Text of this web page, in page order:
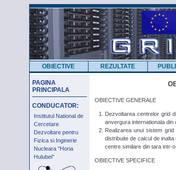
OBIECTIVE REZULTATE
PAGINA
PRINCIPALA
CONDUCATOR:
Institutul National de
Cercetare
Dezvoltare pentru
Fizica si Inginerie
Nucleara "Horia
Hulubei"
OBIECTIVE GENERALE
Dezvoltarea centrelor grid
anvergura internationala din
Realizarea unui sistem
distribuite de calcul de
centre similare din tara intr-
OBIECTIVE SPECIFICE